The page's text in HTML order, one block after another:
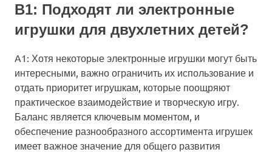
В1: Подходят ли электронные
игрушки для двухлетних детей?
A1: Хотя некоторые электронные игрушки могут быть
интересными, важно ограничить их использование и
отдать приоритет игрушкам, которые поощряют
практическое взаимодействие и творческую игру.
Баланс является ключевым моментом, и
обеспечение разнообразного ассортимента игрушек
имеет важное значение для общего развития